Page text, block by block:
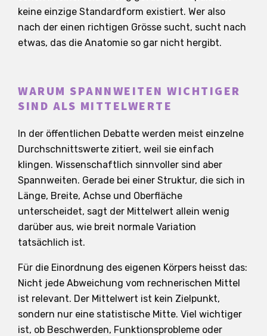
keine einzige Standardform existiert. Wer also
nach der einen richtigen Grösse sucht, sucht nach
etwas, das die Anatomie so gar nicht hergibt.
WARUM SPANNWEITEN WICHTIGER
SIND ALS MITTELWERTE
In der öffentlichen Debatte werden meist einzelne
Durchschnittswerte zitiert, weil sie einfach
klingen. Wissenschaftlich sinnvoller sind aber
Spannweiten. Gerade bei einer Struktur, die sich in
Länge, Breite, Achse und Oberfläche
unterscheidet, sagt der Mittelwert allein wenig
darüber aus, wie breit normale Variation
tatsächlich ist.
Für die Einordnung des eigenen Körpers heisst das:
Nicht jede Abweichung vom rechnerischen Mittel
ist relevant. Der Mittelwert ist kein Zielpunkt,
sondern nur eine statistische Mitte. Viel wichtiger
ist, ob Beschwerden, Funktionsprobleme oder